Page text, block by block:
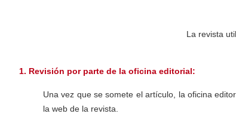
La revista
1. Revisión por parte de la oficina editorial:
Una vez que se somete el artículo, la oficina
la web de la revista.